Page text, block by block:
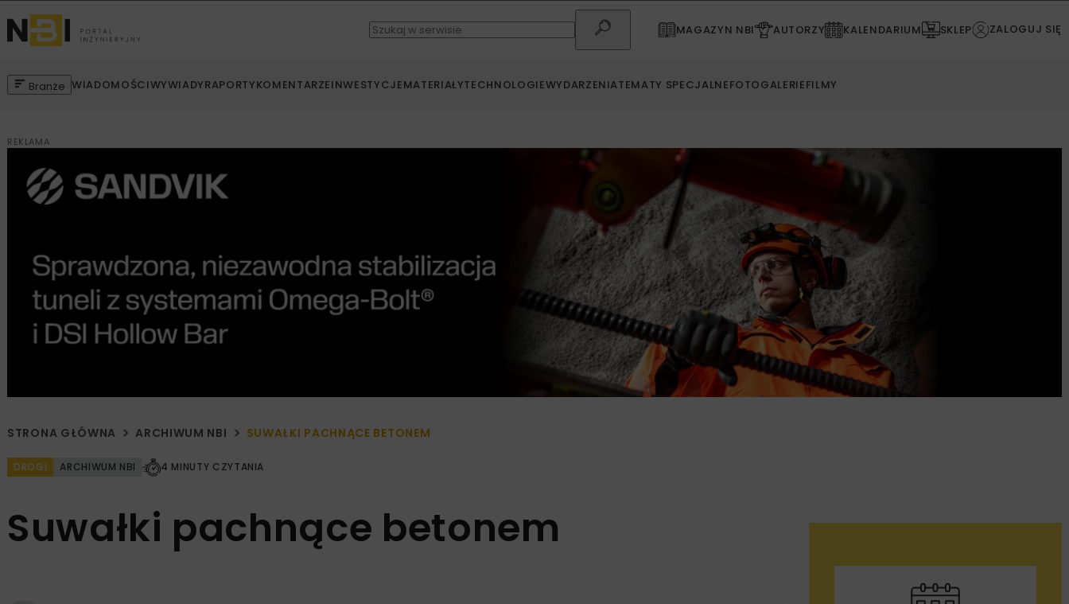
MAGAZYN NBI AUTORZY KALENDARIUM SKLEP ZALOGUJ SIĘ
Branże WIADOMOŚCIWYWIADYRAPORTYKOMENTARZEINWESTYCJEMATERIAŁYTECHNOLOGIEWYDARZENIATEMATY SPECJALNEFOTOGALERIEFILMY
REKLAMA
STRONA GŁÓWNA ARCHIWUM NBI SUWAŁKI PACHNĄCE BETONEM
DROGI ARCHIWUM NBI 4 MINUTY CZYTANIA
Suwałki pachnące betonem